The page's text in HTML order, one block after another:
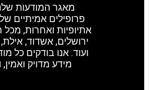
מאגר המודעות
פרופילים אמיתיים של
אתיופיות ואחרות,
ירושלים, אשדוד,
ועוד. אנו בודקים כל
מידע מדויק